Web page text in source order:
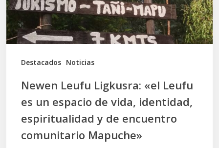
Destacados Noticias
un
espacio
de
vida,
espiritualidad
encuentro
Newen Leufu Ligkusra: «el Leufu
es un espacio de vida, identidad,
espiritualidad y de encuentro
comunitario Mapuche»